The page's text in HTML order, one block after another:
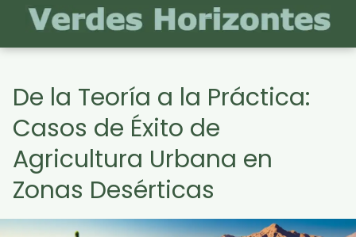
De la Teoría a la Práctica:
Casos de Éxito de
Agricultura Urbana en
Zonas Desérticas